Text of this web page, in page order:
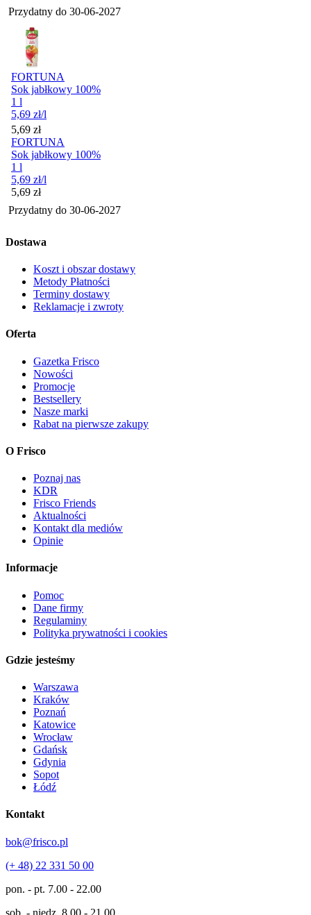
Przydatny do 30-06-2027
FORTUNA
Sok jabłkowy 100%
1 l
5,69 zł/l
Cena
5,69 zł
FORTUNA
Sok jabłkowy 100%
1 l
5,69 zł/l
Cena
5,69 zł
Przydatny do 30-06-2027
Dostawa
Koszt i obszar dostawy
Metody Płatności
Terminy dostawy
Reklamacje i zwroty
Oferta
Gazetka Frisco
Nowości
Promocje
Bestsellery
Nasze marki
Rabat na pierwsze zakupy
O Frisco
Poznaj nas
KDR
Frisco Friends
Aktualności
Kontakt dla mediów
Opinie
Informacje
Pomoc
Dane firmy
Regulaminy
Polityka prywatności i cookies
Gdzie jesteśmy
Warszawa
Kraków
Poznań
Katowice
Wrocław
Gdańsk
Gdynia
Sopot
Łódź
Kontakt
bok@frisco.pl
(+ 48) 22 331 50 00
pon. - pt. 7.00 - 22.00
sob. - niedz. 8.00 - 21.00